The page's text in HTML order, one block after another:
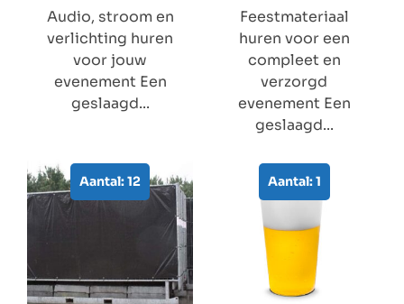
Audio, stroom en
verlichting huren
voor jouw
evenement Een
geslaagd...
Feestmateriaal
huren voor een
compleet en
verzorgd
evenement Een
geslaagd...
Aantal: 12 Aantal: 1